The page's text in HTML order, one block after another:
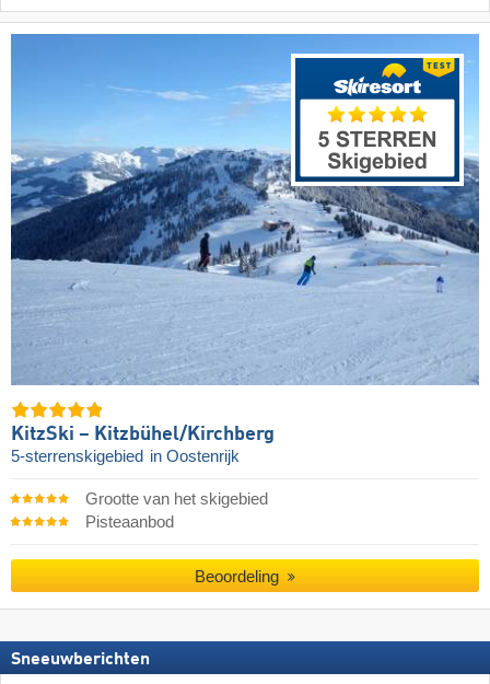
KitzSki – Kitzbühel/​Kirchberg
5-sterrenskigebied in Oostenrijk
Grootte van het skigebied
Pisteaanbod
Beoordeling
Sneeuwberichten